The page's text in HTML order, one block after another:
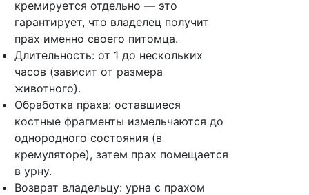
кремируется отдельно — это
гарантирует, что владелец получит
прах именно своего питомца.
Длительность: от 1 до нескольких
часов (зависит от размера
животного).
Обработка праха: оставшиеся
костные фрагменты измельчаются до
однородного состояния (в
кремуляторе), затем прах помещается
в урну.
Возврат владельцу: урна с прахом